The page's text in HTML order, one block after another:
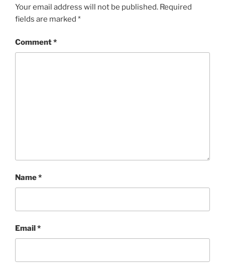
Your email address will not be published. Required
fields are marked *
Comment*
Name*
Email*